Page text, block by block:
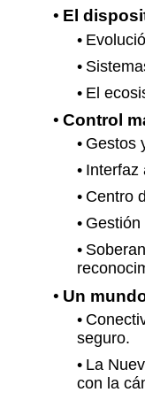
El
El
Control
Gestos
Interfaz
Centro
Un
seguro.
La
con la